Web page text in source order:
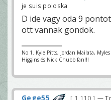
je suis poloska
D ide vagy oda 9
ott vannak gondok.
No 1. Kyle Pitts, Jordan Mailata,
Higgins és Nick Chubb fan!!!
Gege55 1 110 —